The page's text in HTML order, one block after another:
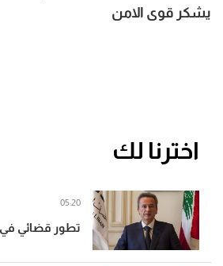
يشكر قوى الامن
اخترنا لك
تطور قضائي
05:20